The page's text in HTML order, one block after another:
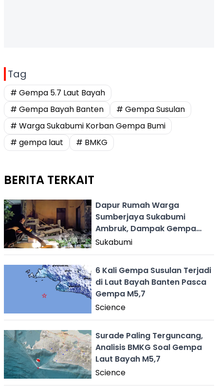
Tag
# Gempa 5.7 Laut Bayah
# Gempa Bayah Banten
# Gempa Susulan
# Warga Sukabumi Korban Gempa Bumi
# gempa laut
# BMKG
BERITA TERKAIT
Dapur Rumah Warga
Sumberjaya Sukabumi
Ambruk, Dampak Gempa
Laut Bayah M5.7
Sukabumi
6 Kali Gempa Susulan Terjadi
di Laut Bayah Banten Pasca
Gempa M5,7
Science
Surade Paling Terguncang,
Analisis BMKG Soal Gempa
Laut Bayah M5,7
Science